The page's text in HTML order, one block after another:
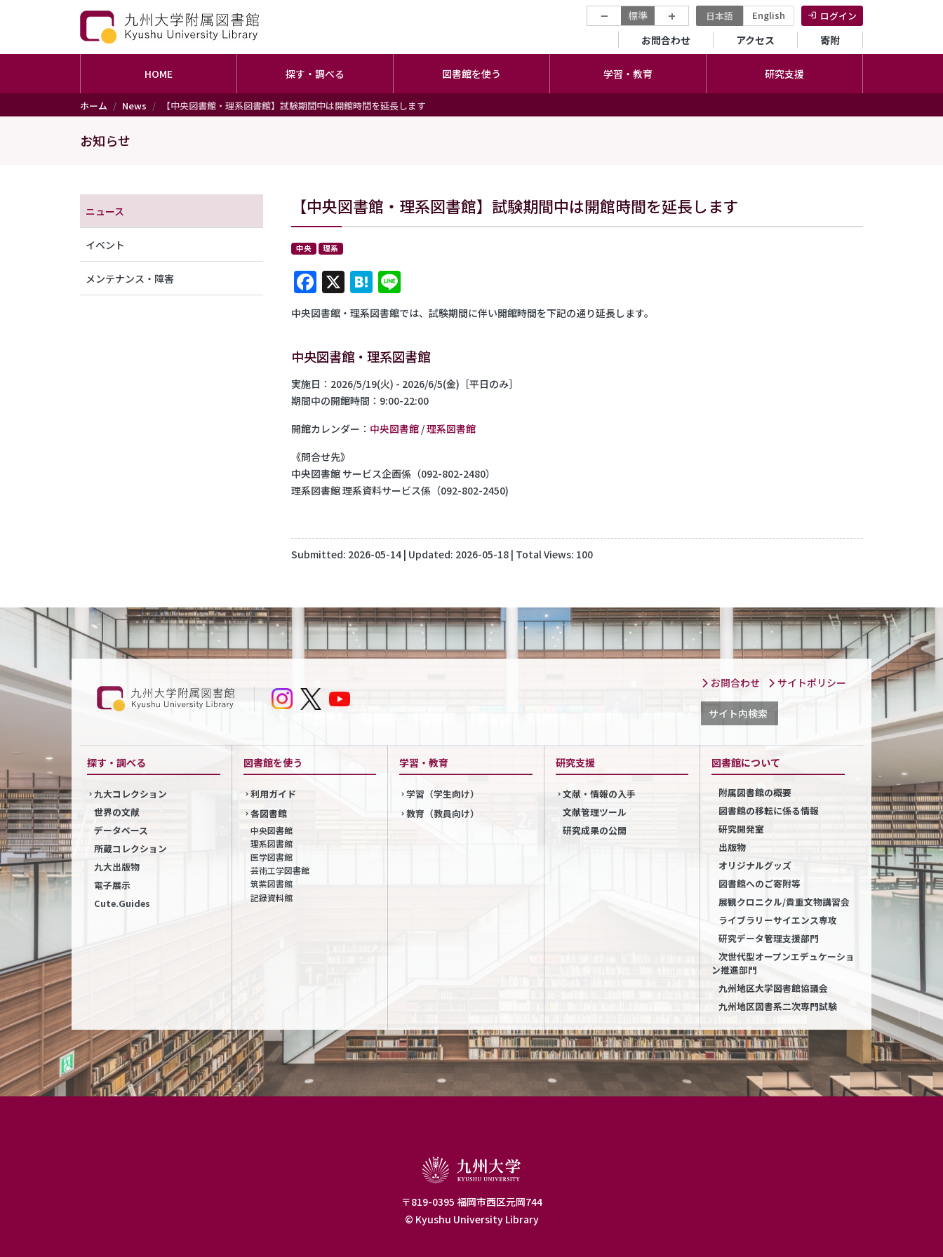
メインコンテンツに移動
− 標準 + 日本語 English ログイン
セカンダリーメニュー
お問合わせ アクセス 寄附
HOME 探す・調べる 図書館を使う 学習・教育 研究支援
ホーム News 【中央図書館・理系図書館】試験期間中は開館時間を延長します
お知らせ
【中央図書館・理系図書館】試験期間中は開館時間を延長します
中央 理系
Facebook
X Hatena
中央図書館・理系図書館では、試験期間に伴い開館時間を下記の通り延長します。
中央図書館・理系図書館
実施日：2026/5/19(火) - 2026/6/5(金)［平日のみ］
期間中の開館時間：9:00-22:00
開館カレンダー： 中央図書館 /理系図書館
《問合せ先》
中央図書館 サービス企画係（092-802-2480）
理系図書館 理系資料サービス係（092-802-2450)
Submitted: 2026-05-14 | Updated: 2026-05-18 | Total Views: 100
ニュース
イベント
メンテナンス・障害
お問合わせ サイトポリシー
サイト内検索
探す・調べる
九大コレクション
世界の文献
データベース
所蔵コレクション
九大出版物
電子展示
Cute.Guides
図書館を使う
利用ガイド
各図書館
中央図書館
理系図書館
医学図書館
芸術工学図書館
筑紫図書館
記録資料館
学習・教育
学習（学生向け）
教育（教員向け）
研究支援
文献・情報の入手
文献管理ツール
研究成果の公開
図書館について
附属図書館の概要
図書館の移転に係る情報
研究開発室
出版物
オリジナルグッズ
図書館へのご寄附等
展観クロニクル/貴重文物講習会
ライブラリーサイエンス専攻
研究データ管理支援部門
次世代型オープンエデュケーショ
ン推進部門
九州地区大学図書館協議会
九州地区図書系二次専門試験
〒819-0395 福岡市西区元岡744
© Kyushu University Library